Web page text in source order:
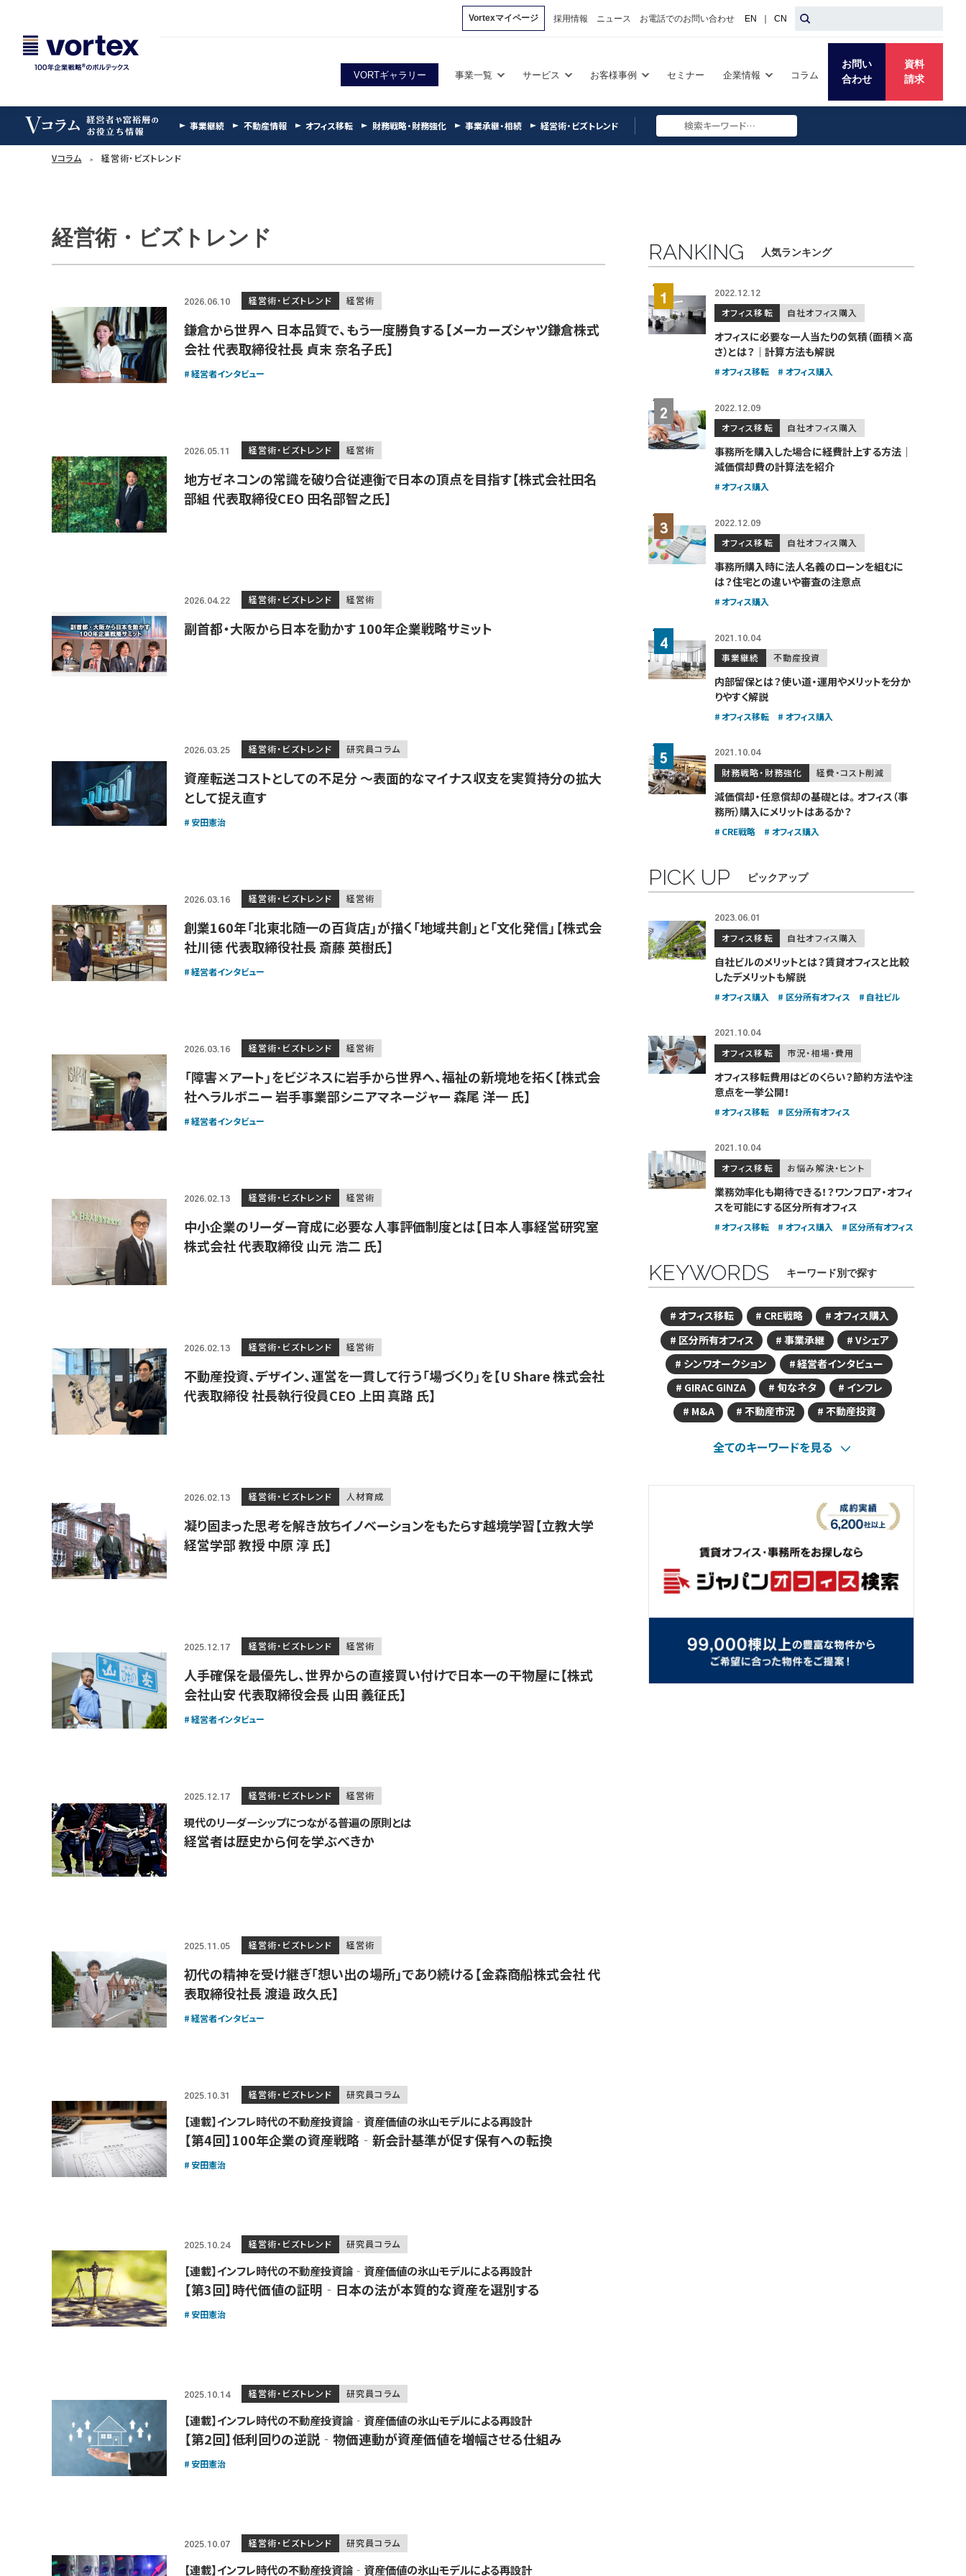
Vortexマイページ 採用情報 ニュース お電話でのお問い合わせ EN ｜ CN
VORTギャラリー 事業一覧 サービス お客様事例 セミナー 企業情報 コラム
お問い
合わせ
資料
請求
事業継続 不動産情報 オフィス移転 財務戦略・財務強化 事業承継・相続 経営術・ビズトレンド Submit
Search
Search
Vコラム 経営術・ビズトレンド
経営術・ビズトレンド
2026.06.10 経営術・ビズトレンド 経営術
鎌倉から世界へ 日本品質で、もう一度勝負する【メーカーズシャツ鎌倉株式
会社 代表取締役社長 貞末 奈名子氏】
経営者インタビュー
2026.05.11 経営術・ビズトレンド 経営術
地方ゼネコンの常識を破り合従連衡で日本の頂点を目指す【株式会社田名
部組 代表取締役CEO 田名部智之氏】
2026.04.22 経営術・ビズトレンド 経営術
副首都・大阪から日本を動かす 100年企業戦略サミット
2026.03.25 経営術・ビズトレンド 研究員コラム
資産転送コストとしての不足分 ～表面的なマイナス収支を実質持分の拡大
として捉え直す
安田憲治
2026.03.16 経営術・ビズトレンド 経営術
創業160年「北東北随一の百貨店」が描く「地域共創」と「文化発信」【株式会
社川徳 代表取締役社長 斎藤 英樹氏】
経営者インタビュー
2026.03.16 経営術・ビズトレンド 経営術
「障害×アート」をビジネスに岩手から世界へ、福祉の新境地を拓く【株式会
社ヘラルボニー 岩手事業部シニアマネージャー 森尾 洋一 氏】
経営者インタビュー
2026.02.13 経営術・ビズトレンド 経営術
中小企業のリーダー育成に必要な人事評価制度とは【日本人事経営研究室
株式会社 代表取締役 山元 浩二 氏】
2026.02.13 経営術・ビズトレンド 経営術
不動産投資、デザイン、運営を一貫して行う「場づくり」を【U Share 株式会社
代表取締役 社長執行役員CEO 上田 真路 氏】
2026.02.13 経営術・ビズトレンド 人材育成
凝り固まった思考を解き放ちイノベーションをもたらす越境学習【立教大学
経営学部 教授 中原 淳 氏】
2025.12.17 経営術・ビズトレンド 経営術
人手確保を最優先し、世界からの直接買い付けで日本一の干物屋に【株式
会社山安 代表取締役会長 山田 義征氏】
経営者インタビュー
2025.12.17 経営術・ビズトレンド 経営術
現代のリーダーシップにつながる普遍の原則とは
経営者は歴史から何を学ぶべきか
2025.11.05 経営術・ビズトレンド 経営術
初代の精神を受け継ぎ「想い出の場所」であり続ける【金森商船株式会社 代
表取締役社長 渡邉 政久氏】
経営者インタビュー
2025.10.31 経営術・ビズトレンド 研究員コラム
【連載】インフレ時代の不動産投資論‐資産価値の氷山モデルによる再設計
【第4回】100年企業の資産戦略‐新会計基準が促す保有への転換
安田憲治
2025.10.24 経営術・ビズトレンド 研究員コラム
【連載】インフレ時代の不動産投資論‐資産価値の氷山モデルによる再設計
【第3回】時代価値の証明‐日本の法が本質的な資産を選別する
安田憲治
2025.10.14 経営術・ビズトレンド 研究員コラム
【連載】インフレ時代の不動産投資論‐資産価値の氷山モデルによる再設計
【第2回】低利回りの逆説‐物価連動が資産価値を増幅させる仕組み
安田憲治
2025.10.07 経営術・ビズトレンド 研究員コラム
【連載】インフレ時代の不動産投資論‐資産価値の氷山モデルによる再設計
人気ランキング
RANKING
2022.12.12
オフィス移転 自社オフィス購入
オフィスに必要な一人当たりの気積（面積×高
さ）とは？｜計算方法も解説
オフィス移転 オフィス購入
2022.12.09
オフィス移転 自社オフィス購入
事務所を購入した場合に経費計上する方法｜
減価償却費の計算法を紹介
オフィス購入
2022.12.09
オフィス移転 自社オフィス購入
事務所購入時に法人名義のローンを組むに
は？住宅との違いや審査の注意点
オフィス購入
2021.10.04
事業継続 不動産投資
内部留保とは？使い道・運用やメリットを分か
りやすく解説
オフィス移転 オフィス購入
2021.10.04
財務戦略・財務強化 経費・コスト削減
減価償却・任意償却の基礎とは。オフィス（事
務所）購入にメリットはあるか？
CRE戦略 オフィス購入
ピックアップ
PICK UP
2023.06.01
オフィス移転 自社オフィス購入
自社ビルのメリットとは？賃貸オフィスと比較
したデメリットも解説
オフィス購入 区分所有オフィス 自社ビル
2021.10.04
オフィス移転 市況・相場・費用
オフィス移転費用はどのくらい？節約方法や注
意点を一挙公開！
オフィス移転 区分所有オフィス
2021.10.04
オフィス移転 お悩み解決・ヒント
業務効率化も期待できる！？ ワンフロア・オフィ
スを可能にする区分所有オフィス
オフィス移転 オフィス購入 区分所有オフィス
キーワード別で探す
KEYWORDS
オフィス移転 CRE戦略
オフィス購入
区分所有オフィス
事業承継
Vシェア
シンワオークション
経営者インタビュー
GIRAC GINZA
旬なネタ
インフレ
M&A
不動産市況 不動産投資
全てのキーワードを見る